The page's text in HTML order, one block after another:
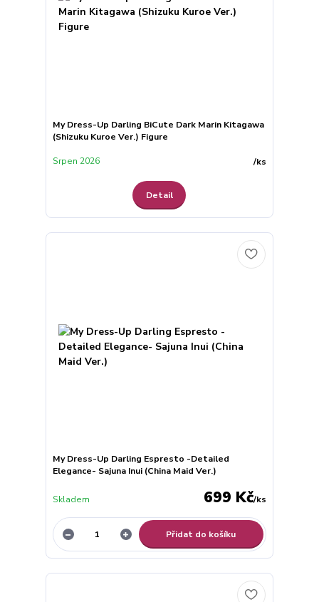
My Dress-Up Darling BiCute Dark Marin Kitagawa
(Shizuku Kuroe Ver.) Figure
/ks
Srpen 2026
Detail
My Dress-Up Darling Espresto -Detailed
Elegance- Sajuna Inui (China Maid Ver.)
699 Kč/ks
Skladem
Přidat do košíku